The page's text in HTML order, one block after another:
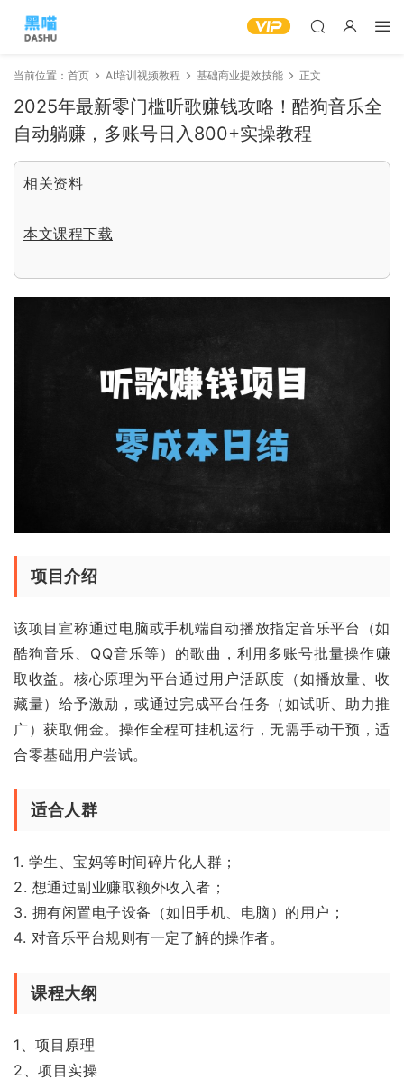
当前位置： 首页 AI培训视频教程 基础商业提效技能 正文
2025年最新零门槛听歌赚钱攻略！酷狗音乐全
自动躺赚，多账号日入800+实操教程
相关资料
本文课程下载
项目介绍
该项目宣称通过电脑或手机端自动播放指定音乐平台（如
酷狗音乐
QQ音乐等）的歌曲，利用多账号批量操作赚
取收益。核心原理为平台通过用户活跃度（如播放量、收
藏量）给予激励，或通过完成平台任务（如试听、助力推
广）获取佣金。操作全程可挂机运行，无需手动干预，适
合零基础用户尝试。
适合人群
1. 学生、宝妈等时间碎片化人群；
2. 想通过副业赚取额外收入者；
3. 拥有闲置电子设备（如旧手机、电脑）的用户；
4. 对音乐平台规则有一定了解的操作者。
课程大纲
1、项目原理
2、项目实操